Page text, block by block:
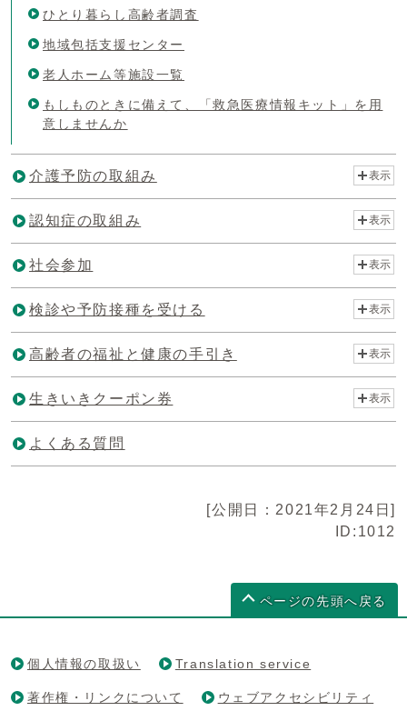
ひとり暮らし高齢者調査
地域包括支援センター
老人ホーム等施設一覧
もしものときに備えて、「救急医療情報キット」を用
意しませんか
介護予防の取組み 表示
認知症の取組み 表示
社会参加 表示
検診や予防接種を受ける 表示
高齢者の福祉と健康の手引き 表示
生きいきクーポン券 表示
よくある質問
[公開日：2021年2月24日]
ID:1012
ページの先頭へ戻る
個人情報の取扱い Translation service
著作権・リンクについて ウェブアクセシビリティ